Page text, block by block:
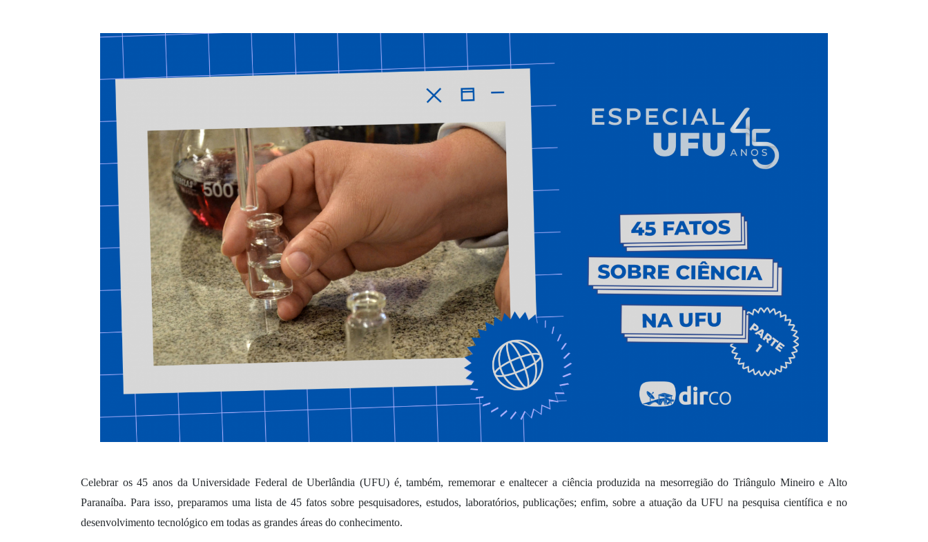
Celebrar os 45 anos da Universidade Federal de Uberlândia (UFU) é, também, rememorar e enaltecer a ciência produzida na mesorregião do Triângulo Mineiro e Alto
Paranaíba. Para isso, preparamos uma lista de 45 fatos sobre pesquisadores, estudos, laboratórios, publicações; enfim, sobre a atuação da UFU na pesquisa científica e no
desenvolvimento tecnológico em todas as grandes áreas do conhecimento.